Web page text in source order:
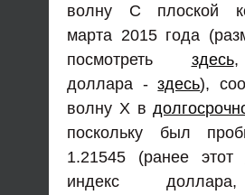
волну С плоской
марта 2015 года
посмотреть здесь,
доллара -здесь),
волну Х в
поскольку был
1.21545 (ранее этот
индекс